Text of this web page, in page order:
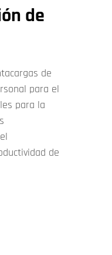
de
de
para el
para la
de